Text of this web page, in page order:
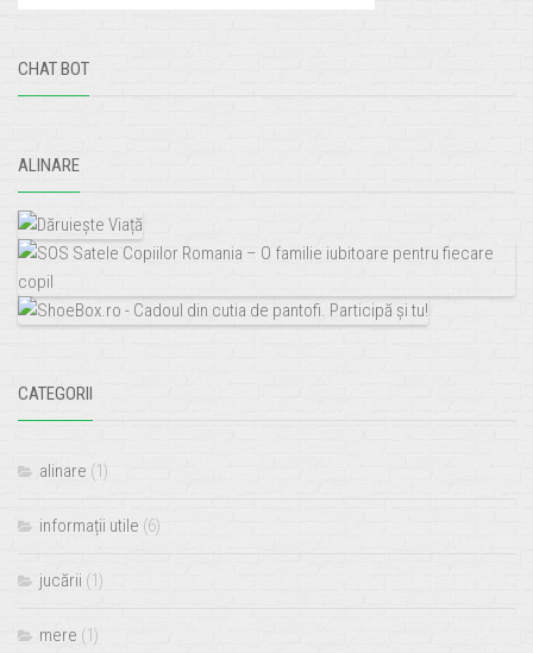
CHAT BOT
ALINARE
CATEGORII
alinare (1)
informații utile (6)
jucării (1)
mere (1)